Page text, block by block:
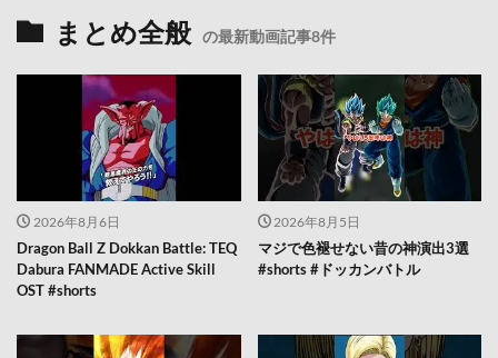
まとめ全般 の最新動画記事8件
2026年8月6日
Dragon Ball Z Dokkan Battle: TEQ
Dabura FANMADE Active Skill
OST #shorts
2026年8月5日
マジで色褪せない昔の神演出3選
#shorts #ドッカンバトル